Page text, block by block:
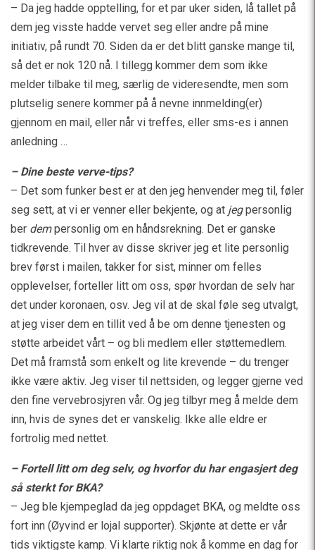
– Da jeg hadde opptelling, for et par uker siden, lå tallet på
dem jeg visste hadde vervet seg eller andre på mine
initiativ, på rundt 70. Siden da er det blitt ganske mange til,
så det er nok 120 nå. I tillegg kommer dem som ikke
melder tilbake til meg, særlig de videresendte, men som
plutselig senere kommer på å nevne innmelding(er)
gjennom en mail, eller når vi treffes, eller sms-es i annen
anledning …
– Dine beste verve-tips?
– Det som funker best er at den jeg henvender meg til, føler
seg sett, at vi er venner eller bekjente, og at jegpersonlig
ber dempersonlig om en håndsrekning. Det er ganske
tidkrevende. Til hver av disse skriver jeg et lite personlig
brev først i mailen, takker for sist, minner om felles
opplevelser, forteller litt om oss, spør hvordan de selv har
det under koronaen, osv. Jeg vil at de skal føle seg utvalgt,
at jeg viser dem en tillit ved å be om denne tjenesten og
støtte arbeidet vårt – og bli medlem eller støttemedlem.
Det må framstå som enkelt og lite krevende – du trenger
ikke være aktiv. Jeg viser til nettsiden, og legger gjerne ved
den fine vervebrosjyren vår. Og jeg tilbyr meg å melde dem
inn, hvis de synes det er vanskelig. Ikke alle eldre er
fortrolig med nettet.
– Fortell litt om deg selv, og hvorfor du har engasjert deg
så sterkt for BKA?
– Jeg ble kjempeglad da jeg oppdaget BKA, og meldte oss
fort inn (Øyvind er lojal supporter). Skjønte at dette er vår
tids viktigste kamp. Vi klarte riktig nok å komme en dag for